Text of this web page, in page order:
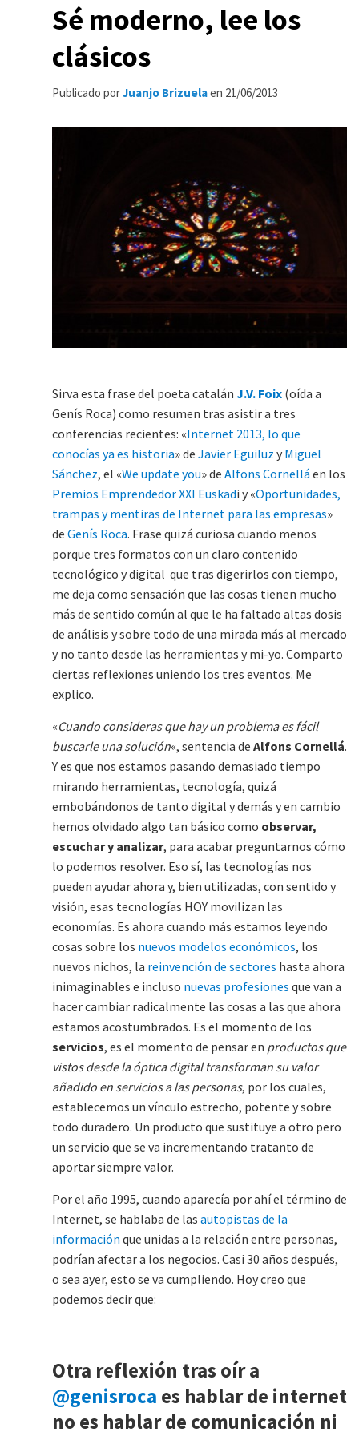
Sé moderno, lee los
clásicos
Publicado porJuanjo Brizuelaen 21/06/2013
Sirva esta frase del poeta catalán J.V. Foix (oída a
Genís Roca) como resumen tras asistir a tres
conferencias recientes: «Internet 2013, lo que
conocías ya es historia» de Javier Eguiluz y Miguel
Sánchez, el «We update you» de Alfons Cornellá en los
Premios Emprendedor XXI Euskadi y «Oportunidades,
trampas y mentiras de Internet para las empresas»
de Genís Roca. Frase quizá curiosa cuando menos
porque tres formatos con un claro contenido
tecnológico y digital que tras digerirlos con tiempo,
me deja como sensación que las cosas tienen mucho
más de sentido común al que le ha faltado altas dosis
de análisis y sobre todo de una mirada más al mercado
y no tanto desde las herramientas y mi-yo. Comparto
ciertas reflexiones uniendo los tres eventos. Me
explico.
«Cuando consideras que hay un problema es fácil
buscarle una solución«, sentencia de Alfons Cornellá.
Y es que nos estamos pasando demasiado tiempo
mirando herramientas, tecnología, quizá
embobándonos de tanto digital y demás y en cambio
hemos olvidado algo tan básico como observar,
escuchar y analizar, para acabar preguntarnos cómo
lo podemos resolver. Eso sí, las tecnologías nos
pueden ayudar ahora y, bien utilizadas, con sentido y
visión, esas tecnologías HOY movilizan las
economías. Es ahora cuando más estamos leyendo
cosas sobre los nuevos modelos económicos, los
nuevos nichos, la reinvención de sectores hasta ahora
inimaginables e incluso nuevas profesiones que van a
hacer cambiar radicalmente las cosas a las que ahora
estamos acostumbrados. Es el momento de los
servicios, es el momento de pensar en productos que
vistos desde la óptica digital transforman su valor
añadido en servicios a las personas, por los cuales,
establecemos un vínculo estrecho, potente y sobre
todo duradero. Un producto que sustituye a otro pero
un servicio que se va incrementando tratanto de
aportar siempre valor.
Por el año 1995, cuando aparecía por ahí el término de
Internet, se hablaba de las autopistas de la
información que unidas a la relación entre personas,
podrían afectar a los negocios. Casi 30 años después,
o sea ayer, esto se va cumpliendo. Hoy creo que
podemos decir que:
Otra reflexión tras oír a
@genisroca es hablar de internet
no es hablar de comunicación ni